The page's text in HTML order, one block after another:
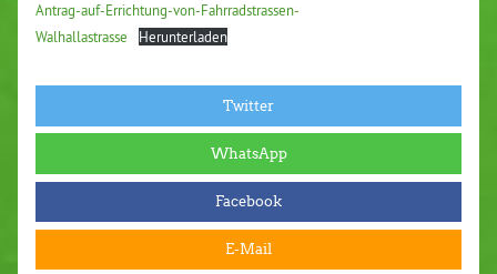
Antrag-auf-Errichtung-von-Fahrradstrassen-
Walhallastrasse
Herunterladen
Twitter
WhatsApp
Facebook
E-Mail